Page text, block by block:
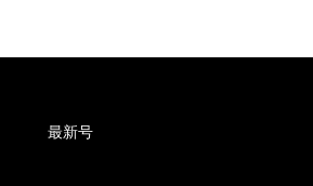
最新号